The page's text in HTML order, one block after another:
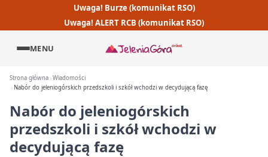
Uwaga! Burze (komunikat RSO)
Uwaga! ALERT RCB (komunikat RSO)
MENU
Strona główna Wiadomości
Nabór do jeleniogórskich przedszkoli i szkół wchodzi w decydującą fazę
Nabór do jeleniogórskich
przedszkoli i szkół wchodzi w
decydującą fazę